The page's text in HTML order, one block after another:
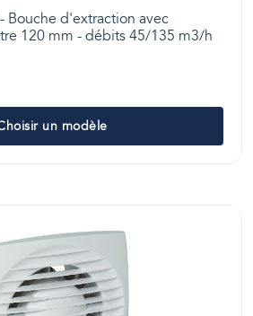
Bouche d'extraction avec
120 mm - débits 45/135 m3/h
un modèle